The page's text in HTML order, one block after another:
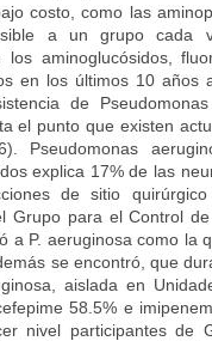
costo, como las
a un grupo cada
aminoglucósidos,
en los últimos 10 años
de
el punto que existen
Pseudomonas
explica 17% de las
de sitio
Grupo para el Control
a P. aeruginosa como la
se encontró, que
aislada en
58.5% e
nivel participantes de